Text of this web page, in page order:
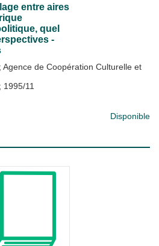
entre aires
quel
-
; Agence de Coopération Culturelle et
; 1995/11
Disponible